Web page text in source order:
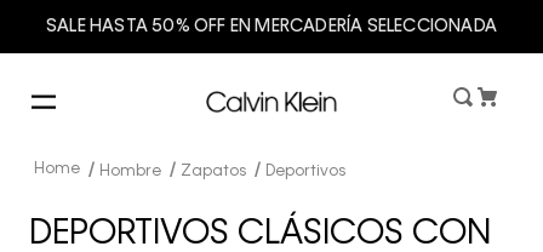
SALE HASTA 50% OFF EN MERCADERÍA SELECCIONADA
Hombre Zapatos Deportivos
DEPORTIVOS CLÁSICOS CON